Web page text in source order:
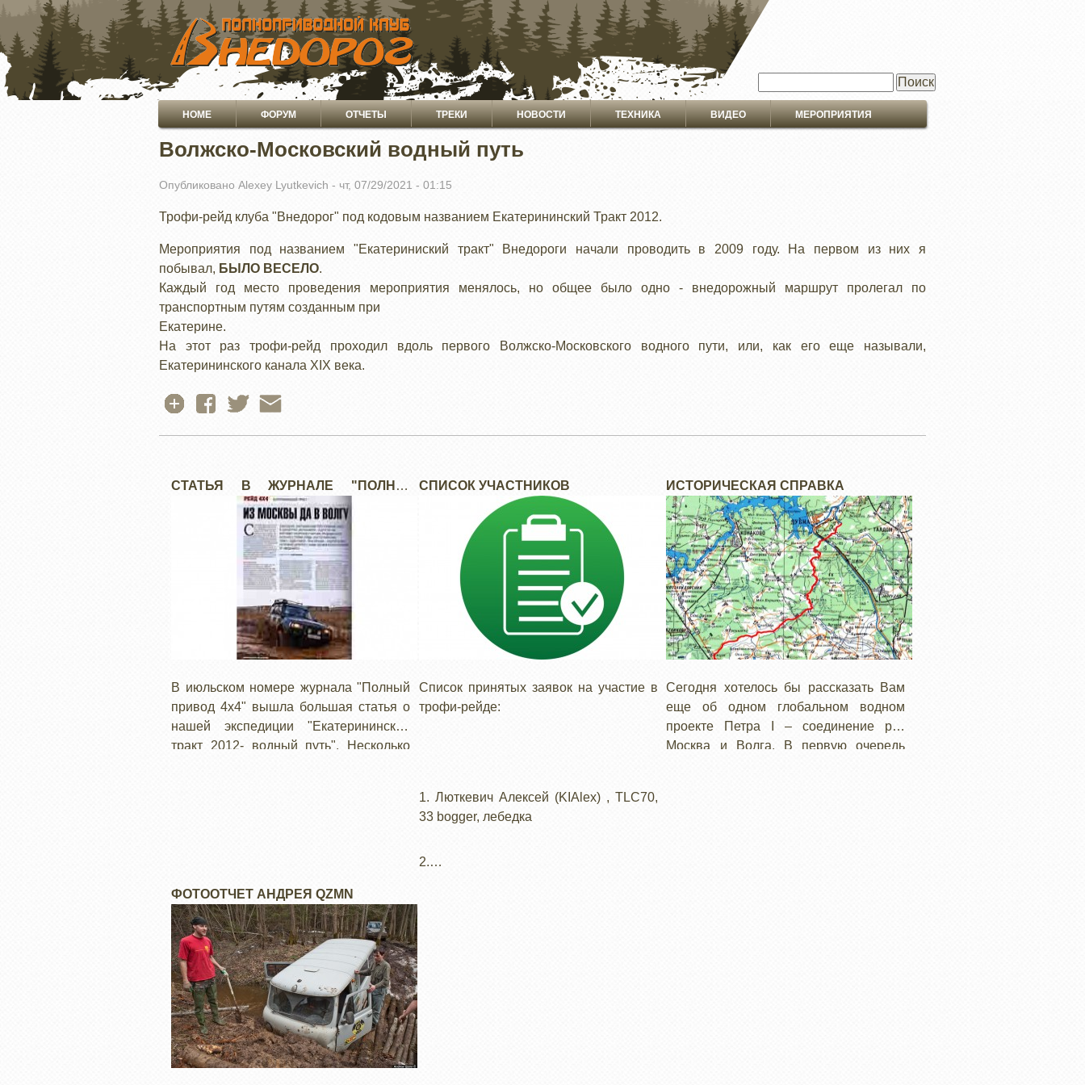
ПЕРЕЙТИ
ОСНОВНОМУ
СОДЕРЖАНИЮ
Основная
навигация
HOME ФОРУМ ОТЧЕТЫ ТРЕКИ НОВОСТИ ТЕХНИКА ВИДЕО МЕРОПРИЯТИЯ
Волжско-Московский водный путь
Опубликовано Alexey Lyutkevich - чт, 07/29/2021 - 01:15
Трофи-рейд клуба "Внедорог" под кодовым названием Екатерининский Тракт 2012.
Мероприятия под названием "Екатериниский тракт" Внедороги начали проводить в 2009 году. На первом из них я
побывал, БЫЛО ВЕСЕЛО.
Каждый год место проведения мероприятия менялось, но общее было одно - внедорожный маршрут пролегал по
транспортным путям созданным при
Екатерине.
На этот раз трофи-рейд проходил вдоль первого Волжско-Московского водного пути, или, как его еще называли,
Екатерининского канала XIX века.
СТАТЬЯ В ЖУРНАЛЕ "ПОЛНЫЙ
В июльском номере журнала "Полный
привод 4х4" вышла большая статья о
нашей экспедиции "Екатерининский
тракт 2012- водный путь". Несколько
СПИСОК УЧАСТНИКОВ
Список принятых заявок на участие в
трофи-рейде:
1. Люткевич Алексей (KIAlex) , TLC70,
33 bogger, лебедка
2.…
ИСТОРИЧЕСКАЯ СПРАВКА
Cегодня хотелось бы рассказать Вам
еще об одном глобальном водном
проекте Петра I – соединение рек
Москва и Волга. В первую очередь
ФОТООТЧЕТ АНДРЕЯ QZMN